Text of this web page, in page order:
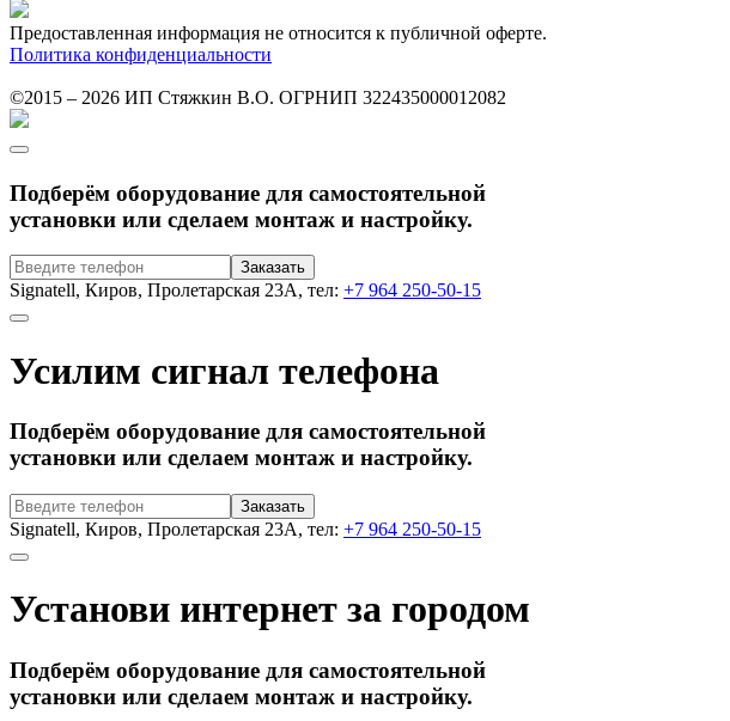
Предоставленная информация не относится к публичной оферте.
Политика конфиденциальности
©2015 – 2026 ИП Стяжкин В.О. ОГРНИП 322435000012082
Подберём оборудование для самостоятельной
установки или сделаем монтаж и настройку.
Signatell, Киров, Пролетарская 23А, тел: +7 964 250-50-15
Усилим сигнал телефона
Подберём оборудование для самостоятельной
установки или сделаем монтаж и настройку.
Signatell, Киров, Пролетарская 23А, тел: +7 964 250-50-15
Установи интернет за городом
Подберём оборудование для самостоятельной
установки или сделаем монтаж и настройку.